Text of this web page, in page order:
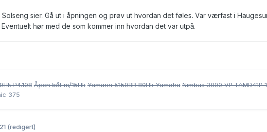
Solseng sier. Gå ut i åpningen og prøv ut hvordan det føles. Var værfast i
hør med de som kommer inn hvordan det var utpå.
P4.108 Åpen båt m/15Hk Yamarin 5150BR 80Hk Yamaha Nimbus 3000 VP TAMD41P
375
(redigert)